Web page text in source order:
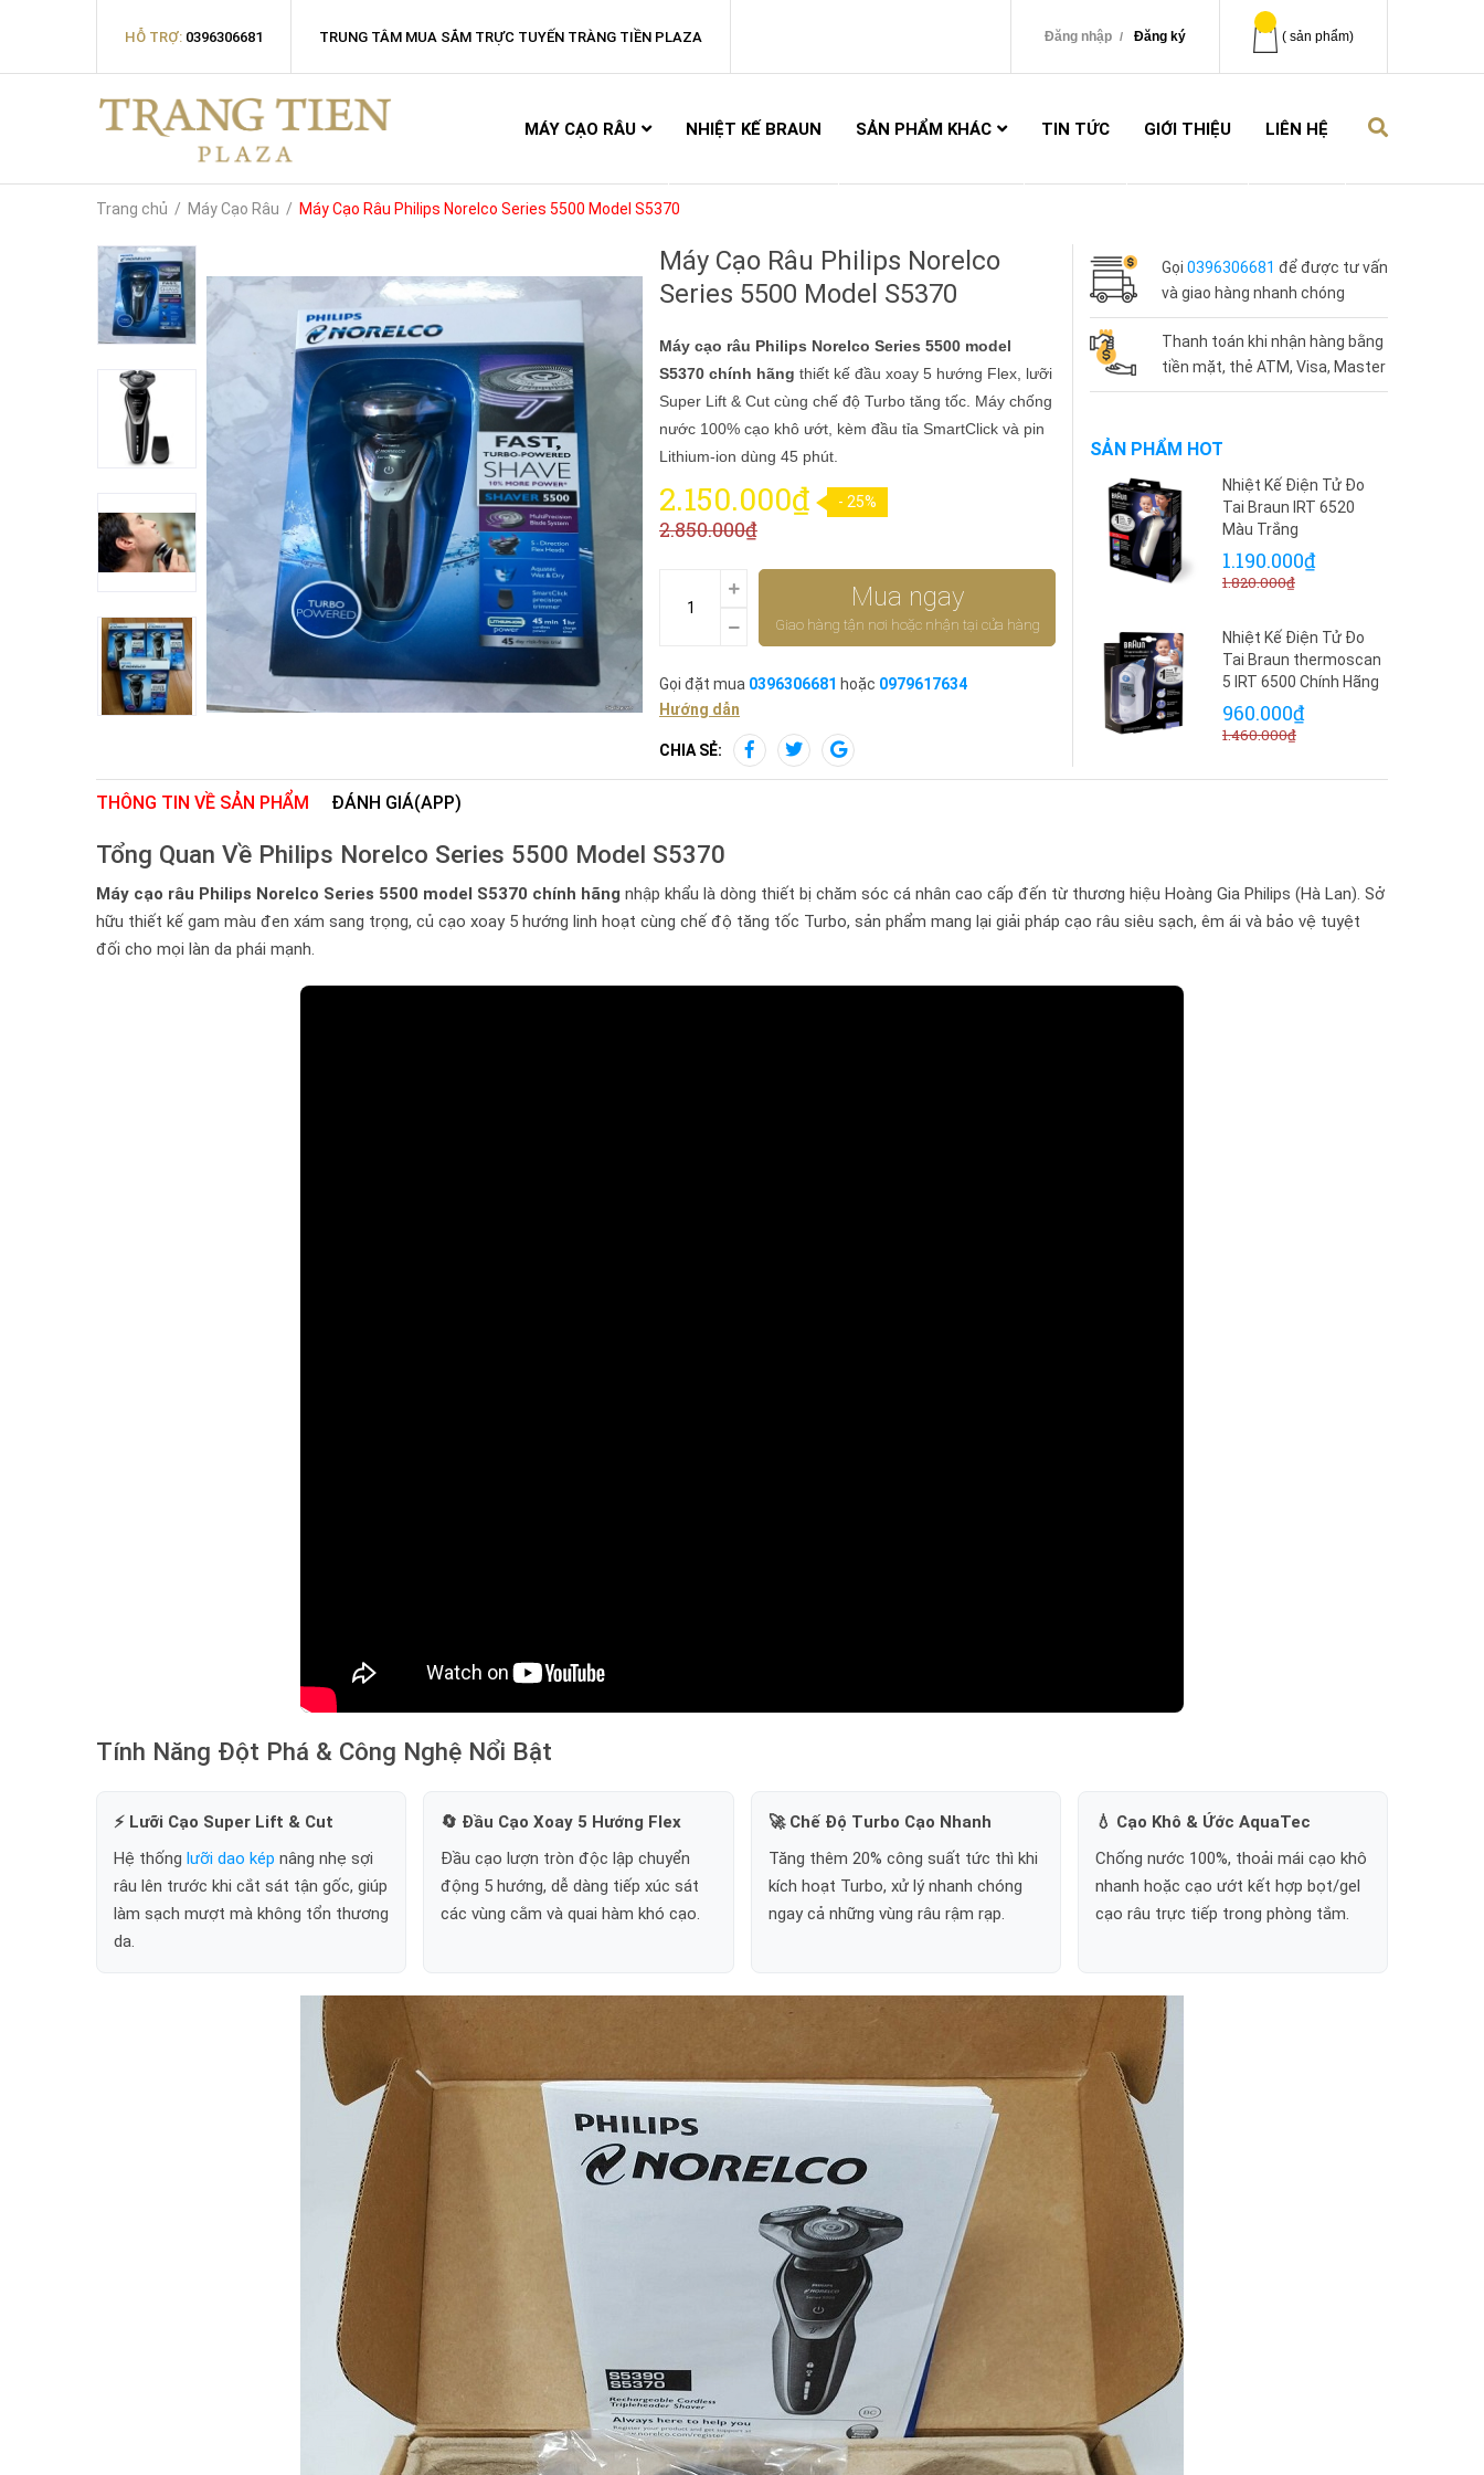
HỖ TRỢ: 0396306681 TRUNG TÂM MUA SẮM TRỰC TUYẾN TRÀNG TIỀN PLAZA ( sản phẩm)
Đăng nhập Đăng ký
MÁY CẠO RÂU NHIỆT KẾ BRAUN SẢN PHẨM KHÁC TIN TỨC GIỚI THIỆU LIÊN HỆ
Trang chủ / Máy Cạo Râu / Máy Cạo Râu Philips Norelco Series 5500 Model S5370
Máy Cạo Râu Philips Norelco
Series 5500 Model S5370
Máy cạo râu Philips Norelco Series 5500 model
S5370 chính hãng thiết kế đầu xoay 5 hướng Flex, lưỡi
Super Lift & Cut cùng chế độ Turbo tăng tốc. Máy chống
nước 100% cạo khô ướt, kèm đầu tỉa SmartClick và pin
Lithium-ion dùng 45 phút.
2.150.000₫ - 25%
2.850.000₫
Mua ngay
Giao hàng tận nơi hoặc nhận tại cửa hàng
Gọi đặt mua 0396306681 hoặc 0979617634
Hướng dẫn
CHIA SẺ:
Gọi 0396306681 để được tư vấn
và giao hàng nhanh chóng
Thanh toán khi nhận hàng bằng
tiền mặt, thẻ ATM, Visa, Master
SẢN PHẨM HOT
Nhiệt Kế Điện Tử Đo
Tai Braun IRT 6520
Màu Trắng
1.190.000₫
1.820.000₫
Nhiệt Kế Điện Tử Đo
Tai Braun thermoscan
5 IRT 6500 Chính Hãng
960.000₫
1.460.000₫
THÔNG TIN VỀ SẢN PHẨM ĐÁNH GIÁ(APP)
Tổng Quan Về Philips Norelco Series 5500 Model S5370
Máy cạo râu Philips Norelco Series 5500 model S5370 chính hãng nhập khẩu là dòng thiết bị chăm sóc cá nhân cao cấp đến từ thương hiệu Hoàng Gia Philips (Hà Lan). Sở
hữu thiết kế gam màu đen xám sang trọng, củ cạo xoay 5 hướng linh hoạt cùng chế độ tăng tốc Turbo, sản phẩm mang lại giải pháp cạo râu siêu sạch, êm ái và bảo vệ tuyệt
đối cho mọi làn da phái mạnh.
Tính Năng Đột Phá & Công Nghệ Nổi Bật
⚡ Lưỡi Cạo Super Lift & Cut
Hệ thống lưỡi dao kép nâng nhẹ sợi
râu lên trước khi cắt sát tận gốc, giúp
làm sạch mượt mà không tổn thương
da.
🔄 Đầu Cạo Xoay 5 Hướng Flex
Đầu cạo lượn tròn độc lập chuyển
động 5 hướng, dễ dàng tiếp xúc sát
các vùng cằm và quai hàm khó cạo.
🚀 Chế Độ Turbo Cạo Nhanh
Tăng thêm 20% công suất tức thì khi
kích hoạt Turbo, xử lý nhanh chóng
ngay cả những vùng râu rậm rạp.
💧 Cạo Khô & Ứớc AquaTec
Chống nước 100%, thoải mái cạo khô
nhanh hoặc cạo ướt kết hợp bọt/gel
cạo râu trực tiếp trong phòng tắm.